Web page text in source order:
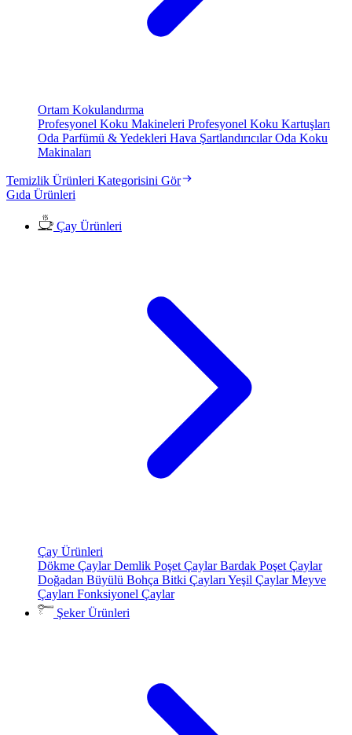
Ortam Kokulandırma
Profesyonel Koku Makineleri Profesyonel Koku Kartuşları
Oda Parfümü & Yedekleri Hava ŞartlandırıcılarOda Koku
Makinaları
Temizlik Ürünleri Kategorisini Gör
Gıda Ürünleri
Çay Ürünleri
Çay Ürünleri
Dökme ÇaylarDemlik Poşet ÇaylarBardak Poşet Çaylar
Doğadan Büyülü Bohça Bitki Çayları Yeşil ÇaylarMeyve
Çayları Fonksiyonel Çaylar
Şeker Ürünleri